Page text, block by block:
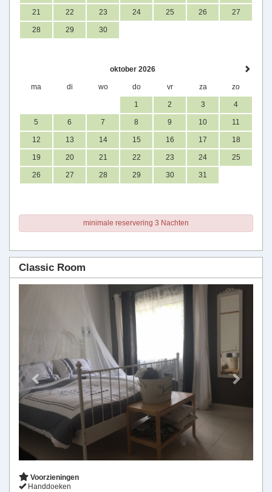
21 22 23 24 25 26 27
28 29 30
oktober 2026
ma di wo do vr za zo
1 2 3 4
5 6 7 8 9 10 11
12 13 14 15 16 17 18
19 20 21 22 23 24 25
26 27 28 29 30 31
minimale reservering 3 Nachten
Classic Room
Next
Voorzieningen
Handdoeken